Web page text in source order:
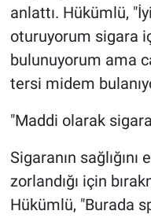
anlattı. Hükümlü,
oturuyorum sigara
bulunuyorum ama
tersi midem
"Maddi olarak
Sigaranın
zorlandığı için
Hükümlü, "Burada